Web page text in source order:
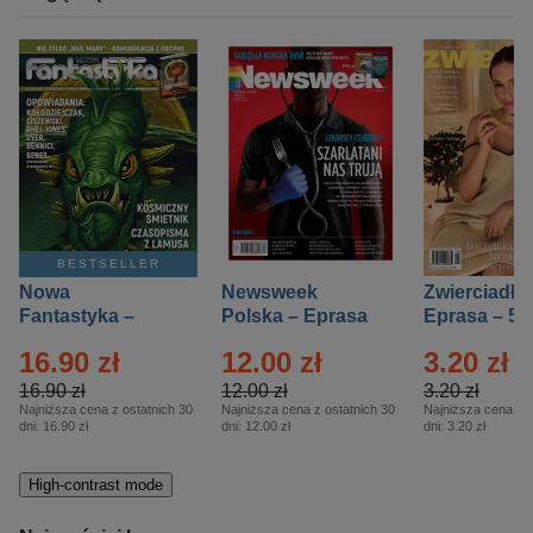
BESTSELLER
Nowa
Fantastyka –
16.90 zł
16.90 zł
Najniższa cena z ostatnich 30
dni: 16.90 zł
Newsweek
Polska – Eprasa
12.00 zł
12.00 zł
Najniższa cena z ostatnich 30
dni: 12.00 zł
Zwierciadło
Eprasa – 5/
3.20 zł
3.20 zł
Najniższa cena z
dni: 3.20 zł
High-contrast mode